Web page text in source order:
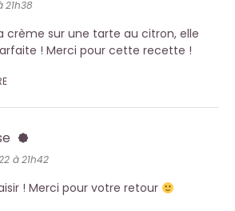
21h38
crème sur une tarte au citron, elle
! Merci pour cette recette !
à 21h42
! Merci pour votre retour